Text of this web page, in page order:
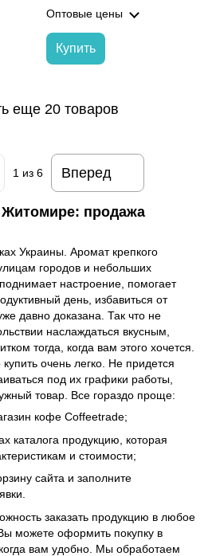
Оптовые цены
Купить
еще 20 товаров
1 из 6 Вперед
Житомире: продажа
Украины. Аромат крепкого
городов и небольших
настроение, помогает
день, избавиться от
давно доказана. Так что не
наслаждаться вкусным,
тогда, когда вам этого хочется.
очень легко. Не придется
под их графики работы,
товар. Все гораздо проще:
кофе Coffeetrade;
каталога продукцию, которая
и стоимости;
сайта и заполните
заказать продукцию в любое
можете оформить покупку в
вам удобно. Мы обработаем